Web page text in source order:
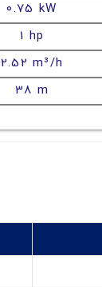
0.75 kW
1 hp
2.52 m³/h
38 m